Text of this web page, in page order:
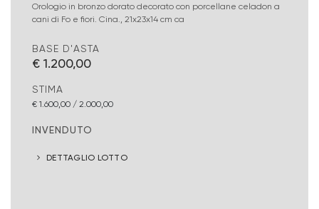
Orologio in bronzo dorato decorato con porcellane celadon a
cani di Fo e fiori. Cina., 21x23x14 cm ca
BASE D'ASTA
€ 1.200,00
STIMA
€ 1.600,00 / 2.000,00
INVENDUTO
DETTAGLIO LOTTO